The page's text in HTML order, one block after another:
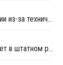
Repsol закрыла крекинг-установку в Португалии из-за технических проблем
Крекинг-установка Repsol в Таррагоне работает в штатном режиме после перезапуска